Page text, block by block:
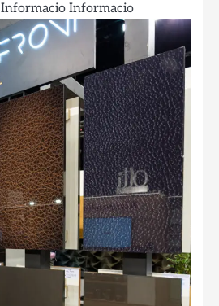
Informacio Informacio